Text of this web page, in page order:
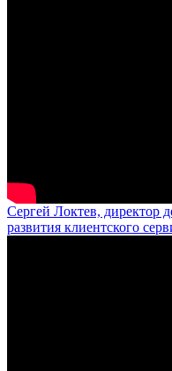
Сергей Локтев, директор
развития клиентского